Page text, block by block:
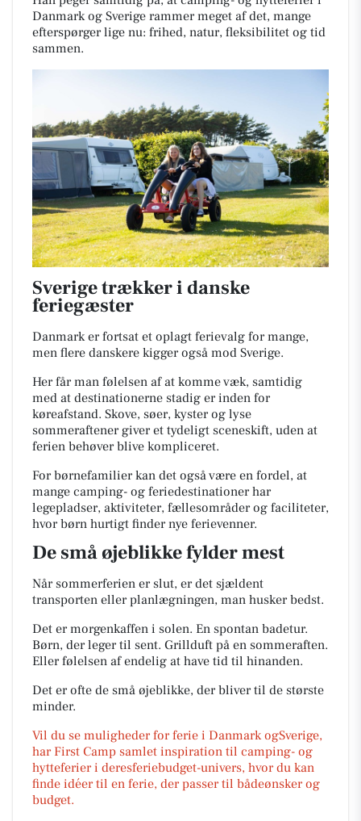
Danmark og Sverige rammer meget af det, mange
efterspørger lige nu: frihed, natur, fleksibilitet og tid
sammen.
Sverige trækker i danske
feriegæster
Danmark er fortsat et oplagt ferievalg for mange,
men flere danskere kigger også mod Sverige.
Her får man følelsen af at komme væk, samtidig
med at destinationerne stadig er inden for
køreafstand. Skove, søer, kyster og lyse
sommeraftener giver et tydeligt sceneskift, uden at
ferien behøver blive kompliceret.
For børnefamilier kan det også være en fordel, at
mange camping- og feriedestinationer har
legepladser, aktiviteter, fællesområder og faciliteter,
hvor børn hurtigt finder nye ferievenner.
De små øjeblikke fylder mest
Når sommerferien er slut, er det sjældent
transporten eller planlægningen, man husker bedst.
Det er morgenkaffen i solen. En spontan badetur.
Børn, der leger til sent. Grillduft på en sommeraften.
Eller følelsen af endelig at have tid til hinanden.
Det er ofte de små øjeblikke, der bliver til de største
minder.
Vil du se muligheder for ferie i Danmark ogSverige,
har First Camp samlet inspiration til camping- og
hytteferier i deresferiebudget-univers, hvor du kan
finde idéer til en ferie, der passer til bådeønsker og
budget.